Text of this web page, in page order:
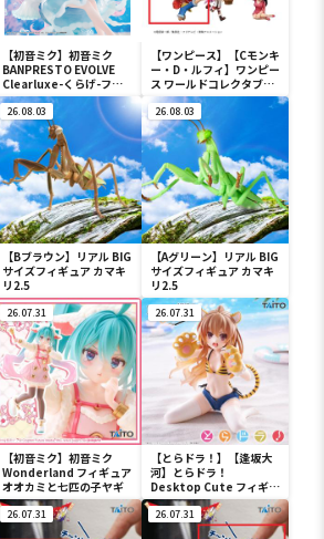
【初音ミク】初音ミク
BANPRESTO EVOLVE
Clearluxe-くらげ-フィ
ギュア
【ワンピース】【Cモンキ
ー・D・ルフィ】ワンピー
ス ワールドコレクタブル
フィギュア-宴1-
26.08.03
【Bブラウン】リアル BIG
サイズフィギュア カマキ
リ2.5
26.08.03
【Aグリーン】リアル BIG
サイズフィギュア カマキ
リ2.5
26.07.31
【初音ミク】初音ミク
Wonderland フィギュア
オオカミと七匹の子ヤギ
26.07.31
【とらドラ！】【逢坂大
河】とらドラ！
Desktop Cute フィギュ
ア 逢坂大河～タイガー水
着ver.～
26.07.31 26.07.31